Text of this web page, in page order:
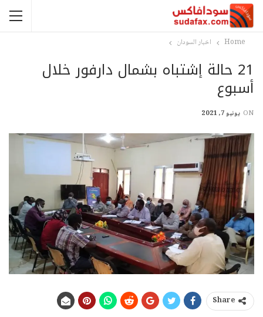
Home اخبار السودان
21 حالة إشتباه بشمال دارفور خلال
أسبوع
ON يونيو 7, 2021
Share